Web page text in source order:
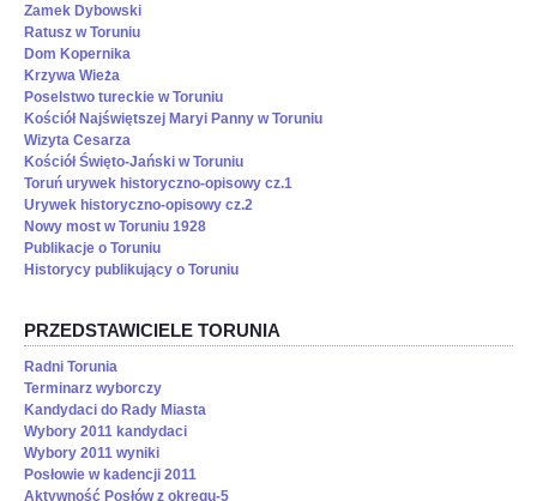
Zamek Dybowski
Ratusz w Toruniu
Dom Kopernika
Krzywa Wieża
Poselstwo tureckie w Toruniu
Kościół Najświętszej Maryi Panny w Toruniu
Wizyta Cesarza
Kościół Święto-Jański w Toruniu
Toruń urywek historyczno-opisowy cz.1
Urywek historyczno-opisowy cz.2
Nowy most w Toruniu 1928
Publikacje o Toruniu
Historycy publikujący o Toruniu
PRZEDSTAWICIELE TORUNIA
Radni Torunia
Terminarz wyborczy
Kandydaci do Rady Miasta
Wybory 2011 kandydaci
Wybory 2011 wyniki
Posłowie w kadencji 2011
Aktywność Posłów z okregu-5